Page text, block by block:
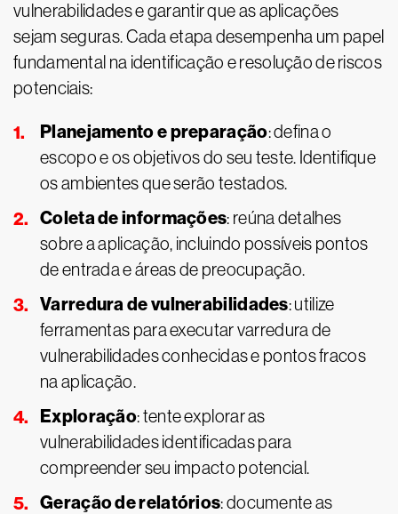
vulnerabilidades e garantir que as aplicações
sejam seguras. Cada etapa desempenha um papel
fundamental na identificação e resolução de riscos
potenciais:
Planejamento e preparação: defina o
escopo e os objetivos do seu teste. Identifique
os ambientes que serão testados.
Coleta de informações: reúna detalhes
sobre a aplicação, incluindo possíveis pontos
de entrada e áreas de preocupação.
Varredura de vulnerabilidades: utilize
ferramentas para executar varredura de
vulnerabilidades conhecidas e pontos fracos
na aplicação.
Exploração: tente explorar as
vulnerabilidades identificadas para
compreender seu impacto potencial.
Geração de relatórios: documente as